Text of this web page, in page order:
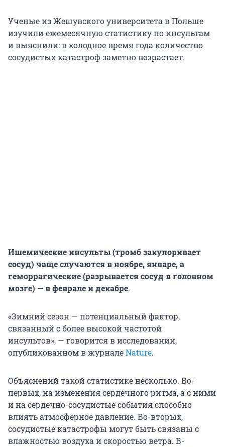
Ученые из Жешувского университета в Польше
изучили ежемесячную статистику по инсультам
и выяснили: в холодное время года количество
сосудистых катастроф заметно возрастает.
Ишемические инсульты (тромб закупоривает
сосуд) чаще случаются в ноябре, январе, а
геморрагические (разрывается сосуд в головном
мозге) — в феврале и декабре.
«Зимний сезон — потенциальный фактор,
связанный с более высокой частотой
инсультов», — говорится в исследовании,
опубликованном в журналеNature.
Объяснений такой статистике несколько. Во-
первых, на изменения сердечного ритма, а с ними
и на сердечно-сосудистые события способно
влиять атмосферное давление. Во-вторых,
сосудистые катастрофы могут быть связаны с
влажностью воздуха и скоростью ветра. В-